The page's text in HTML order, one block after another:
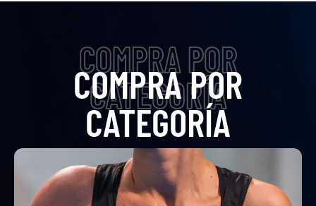
COMPRA POR
CATEGORÍA
COMPRA POR
CATEGORÍA